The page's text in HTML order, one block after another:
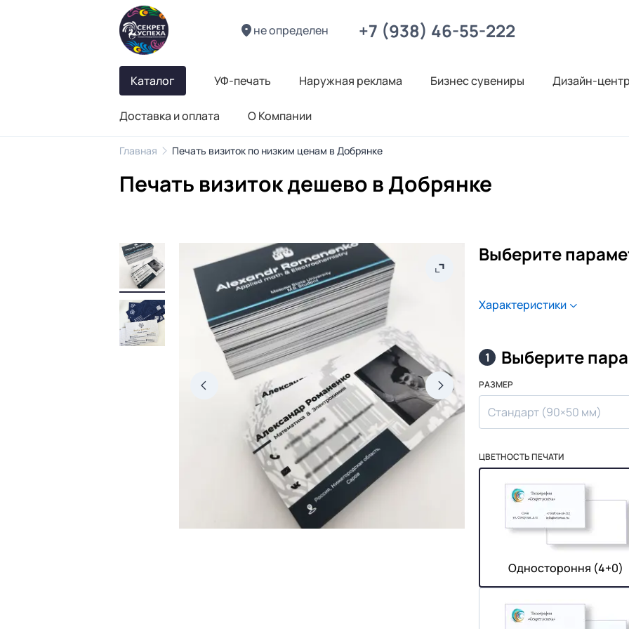
не определен +7 (938) 46-55-222
Каталог УФ-печать Наружная реклама Бизнес сувениры Дизайн-центр
Доставка и оплата О Компании
Главная Печать визиток по низким ценам в Добрянке
Печать визиток дешево в Добрянке
Выберите
Характеристики
1 Выберите
РАЗМЕР
Стандарт (90×50 мм)
ЦВЕТНОСТЬ ПЕЧАТИ
Одностороння (4+0)